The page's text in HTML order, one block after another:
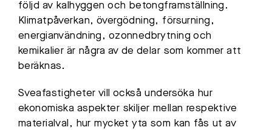
följd av kalhyggen och betongframställning.
Klimatpåverkan, övergödning, försurning,
energianvändning, ozonnedbrytning och
kemikalier är några av de delar som kommer att
beräknas.
Sveafastigheter vill också undersöka hur
ekonomiska aspekter skiljer mellan respektive
materialval, hur mycket yta som kan fås ut av